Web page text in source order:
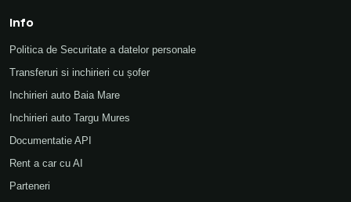
Info
Politica de Securitate a datelor personale
Transferuri si inchirieri cu șofer
Inchirieri auto Baia Mare
Inchirieri auto Targu Mures
Documentatie API
Rent a car cu AI
Parteneri